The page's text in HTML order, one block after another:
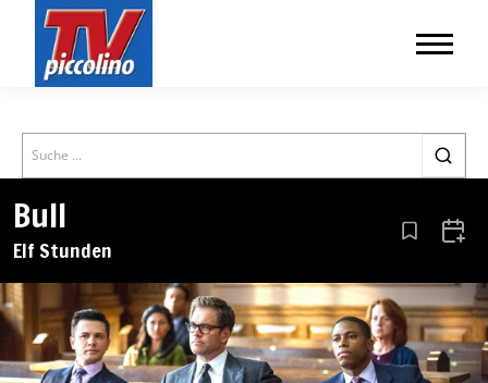
Search
Bull
Elf Stunden Aus den